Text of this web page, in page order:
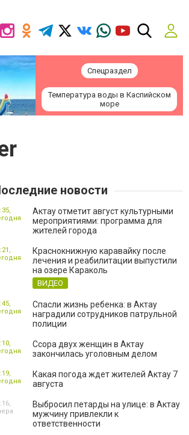
Спецраздел
Температура воды в Каспийском
море
новости
Актау отметит август культурными
мероприятиями: программа для
жителей города
Краснокнижную каравайку после
лечения и реабилитации выпустили
на озере Караколь
ВИДЕО
Спасли жизнь ребенка: в Актау
наградили сотрудников патрульной
полиции
Ссора двух женщин в Актау
закончилась уголовным делом
Какая погода ждет жителей Актау 7
августа
Выбросил петарды на улице: в Актау
мужчину привлекли к
ответственности